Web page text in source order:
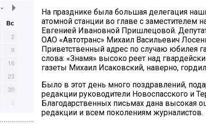
Вс
2
9
16
23
30
6
На празднике была большая делегация
атомной станции во главе с заместителем
Евгенией Ивановной Пришлецовой.
ОАО «Автотранс» Михаил Васильевич
Приветственный адрес по случаю юбилея
слова: «Знамя» высоко реет над
газеты Михаил Исаковский, наверно,
Было в этот день много поздравлений,
редакции руководители Новоспасского и
Благодарственных письмах дана высокая
редакции и всем поколениям журналистов.